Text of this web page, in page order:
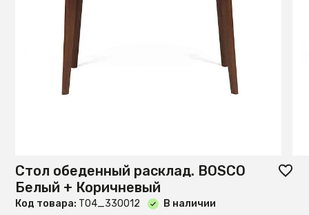
Стол обеденный расклад. BOSCO
Белый + Коричневый
Код товара: T04_330012 В наличии